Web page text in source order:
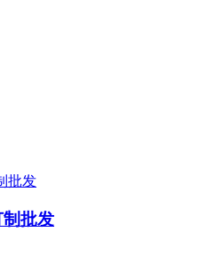
批发